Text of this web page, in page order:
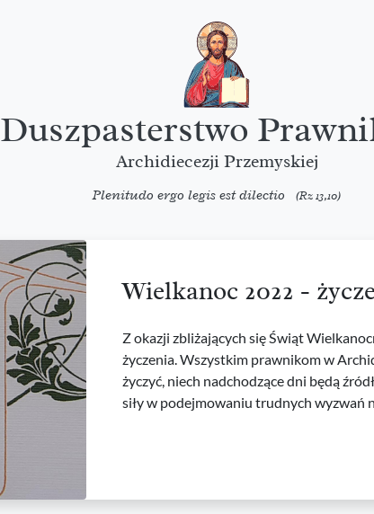
Duszpasterstwo
Archidiecezji Przemyskiej
Plenitudo ergo legis est dilectio (Rz 13,10)
Wielkanoc 2022 -
Z okazji zbliżających się Świąt
życzenia. Wszystkim prawnikom w
życzyć, niech nadchodzące dni będą
siły w podejmowaniu trudnych wyzwań